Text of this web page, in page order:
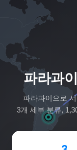
파라과
파라과이 으로
3개 세부 분류,